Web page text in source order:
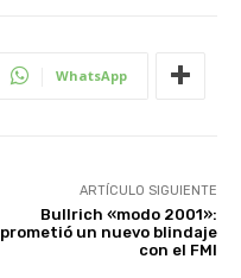
WhatsApp
ARTÍCULO SIGUIENTE
Bullrich «modo 2001»:
prometió un nuevo blindaje
con el FMI